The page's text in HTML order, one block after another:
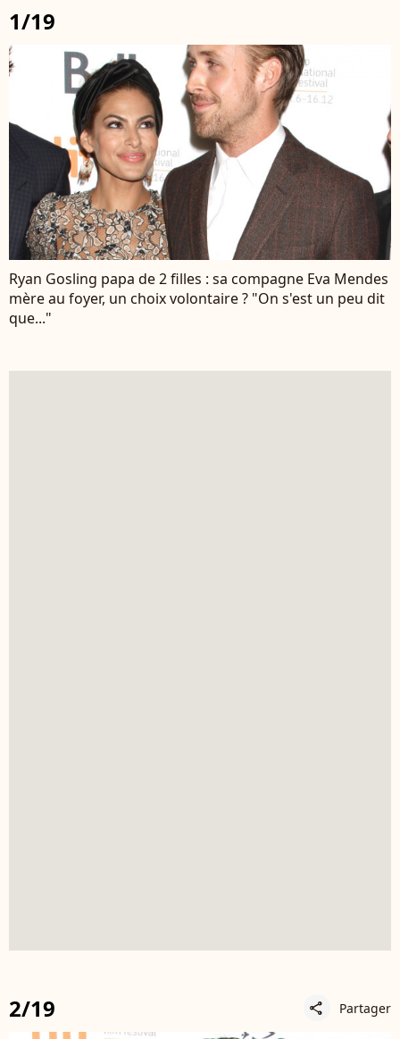
1/19
Ryan Gosling papa de 2 filles : sa compagne Eva Mendes
mère au foyer, un choix volontaire ? "On s'est un peu dit
que..."
2/19 share Partager